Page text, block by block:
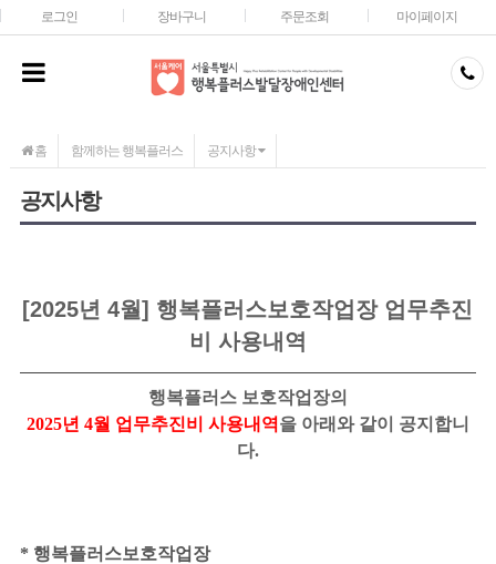
메인콘텐츠 바로가기
로그인 장바구니 주문조회 마이페이지
홈 함께하는 행복플러스 공지사항
공지사항
[2025년 4월] 행복플러스보호작업장 업무추진
비 사용내역
행복플러스 보호작업장의
2025년 4월 업무추진비 사용내역을 아래와 같이 공지합니
다.
* 행복플러스보호작업장